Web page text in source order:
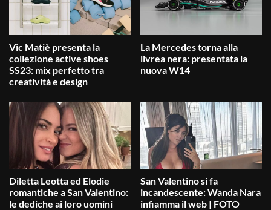
Vic Matiè presenta la
collezione active shoes
SS23: mix perfetto tra
creatività e design
La Mercedes torna alla
livrea nera: presentata la
nuova W14
Diletta Leotta ed Elodie
romantiche a San Valentino:
le dediche ai loro uomini
San Valentino si fa
incandescente: Wanda Nara
infiamma il web | FOTO